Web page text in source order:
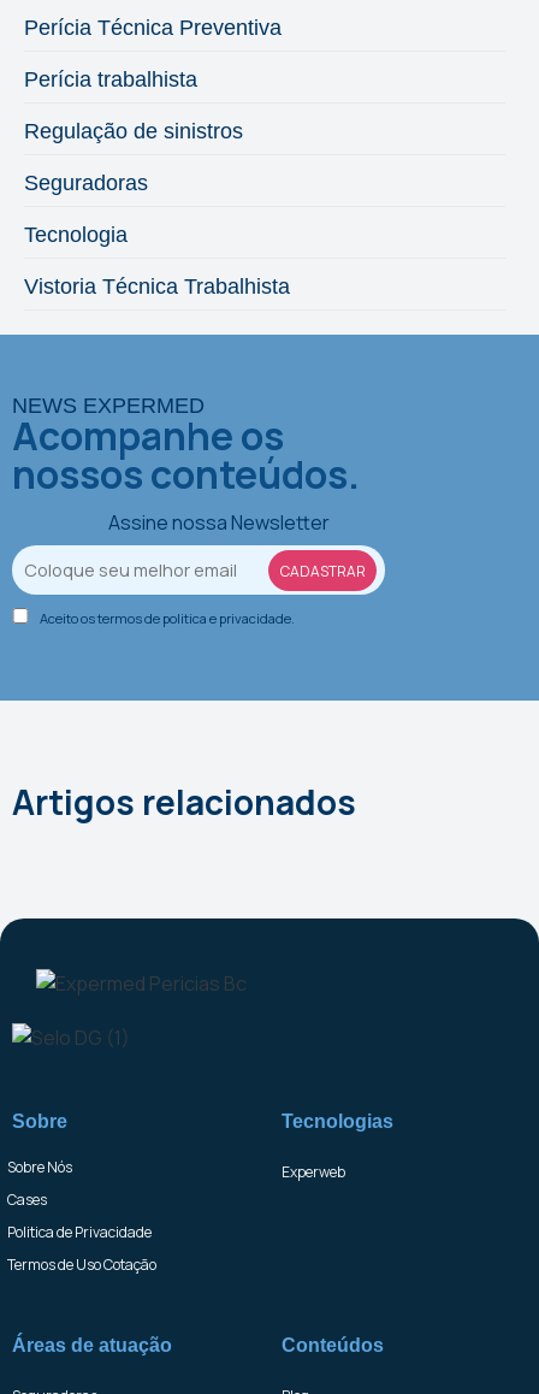
Perícia Técnica Preventiva
Perícia trabalhista
Regulação de sinistros
Seguradoras
Tecnologia
Vistoria Técnica Trabalhista
NEWS EXPERMED
Acompanhe os
nossos conteúdos.
Assine nossa Newsletter
Aceito os termos de politica e privacidade
Artigos relacionados
Sobre
Sobre Nós
Cases
Politica de Privacidade
Termos de Uso Cotação
Tecnologias
Experweb
Áreas de atuação Conteúdos